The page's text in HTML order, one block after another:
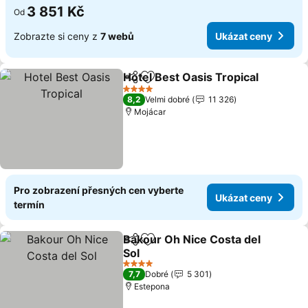
Od 3 851 Kč
Zobrazte si ceny z 7 webů Ukázat ceny
SdíletPřidat na seznam oblíbených
Hotel Best Oasis Tropical
4 Počet hvězdiček
8,2 Velmi dobré
11 326
Mojácar
Pro zobrazení přesných cen vyberte
termín
Ukázat ceny
SdíletPřidat na seznam oblíbených
Bakour Oh Nice Costa del
Sol
Ukázat ceny
4 Počet hvězdiček
7,7 Dobré
5 301
Estepona